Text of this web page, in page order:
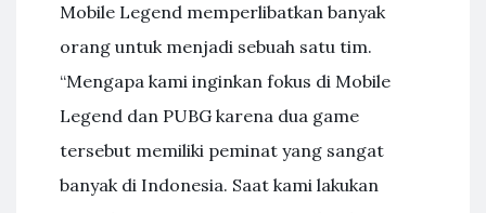
Mobile Legend memperlibatkan banyak
orang untuk menjadi sebuah satu tim.
“Mengapa kami inginkan fokus di Mobile
Legend dan PUBG karena dua game
tersebut memiliki peminat yang sangat
banyak di Indonesia. Saat kami lakukan